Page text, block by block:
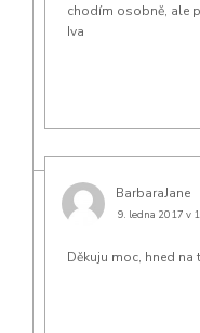
chodím osobně, ale
Iva
BarbaraJane
9. ledna 2017 v
Děkuju moc, hned na